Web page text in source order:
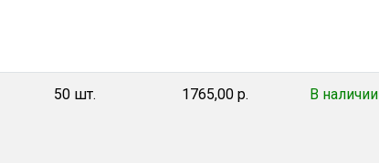
50 шт. 1765,00 р. В наличии